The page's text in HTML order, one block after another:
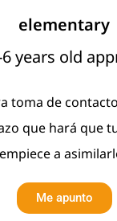
elementary
years old
toma de
que hará que
a
Me apunto